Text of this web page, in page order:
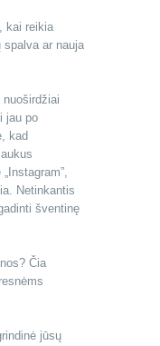
kai reikia
ar nauja
jau po
kad
Netinkantis
šventinę
Čia
jūsų